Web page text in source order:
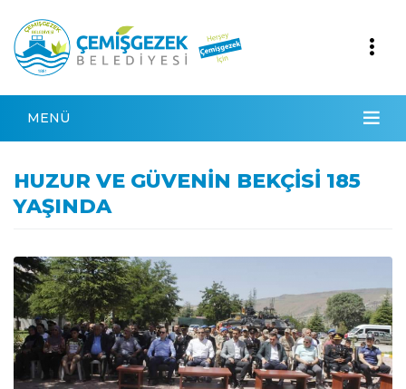
MENÜ
HUZUR VE GÜVENİN BEKÇİSİ 185
YAŞINDA